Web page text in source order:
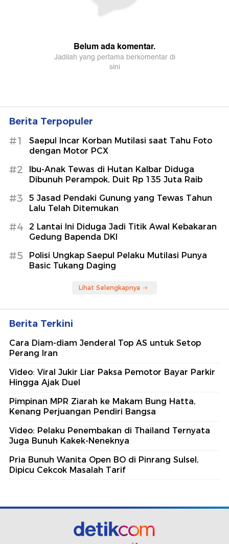
Berita Terpopuler
#1
Saepul Incar Korban Mutilasi saat Tahu Foto
dengan Motor PCX
#2
Ibu-Anak Tewas di Hutan Kalbar Diduga
Dibunuh Perampok, Duit Rp 135 Juta Raib
#3
5 Jasad Pendaki Gunung yang Tewas Tahun
Lalu Telah Ditemukan
#4
2 Lantai Ini Diduga Jadi Titik Awal Kebakaran
Gedung Bapenda DKI
#5
Polisi Ungkap Saepul Pelaku Mutilasi Punya
Basic Tukang Daging
Lihat Selengkapnya
Berita Terkini
Cara Diam-diam Jenderal Top AS untuk Setop
Perang Iran
Video: Viral Jukir Liar Paksa Pemotor Bayar Parkir
Hingga Ajak Duel
Pimpinan MPR Ziarah ke Makam Bung Hatta,
Kenang Perjuangan Pendiri Bangsa
Video: Pelaku Penembakan di Thailand Ternyata
Juga Bunuh Kakek-Neneknya
Pria Bunuh Wanita Open BO di Pinrang Sulsel,
Dipicu Cekcok Masalah Tarif